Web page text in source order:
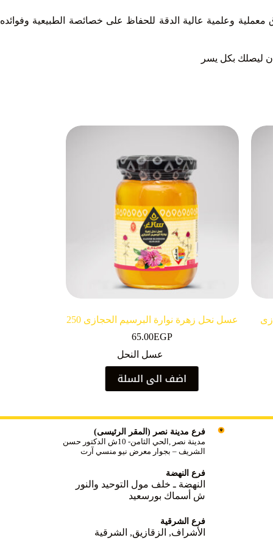
وعلمية عالية الدقة للحفاظ على خصائصة الطبيعية وفوائده
عسل نحل زهرة نوارة البرسيم الحجازى 250
جرام زجاج
65.00EGP
عسل النحل
اضف الى السلة
فرع مدينة نصر (المقر الرئيسى)
مدينة نصر ,الحي الثامن- 10ش الدكتور حسن
الشريف – بجوار معرض نيو منسي آرت
فرع النهضة
النهضة ـ خلف مول التوحيد والنور
ش أسماك بورسعيد
فرع الشرقية
الأشراف, الزقازيق, الشرقية